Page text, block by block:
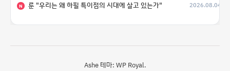
N 룬 "우리는 왜 하필 특이점의 시대에 살고 있는가" 2026.08.04
Ashe 테마: WP Royal.